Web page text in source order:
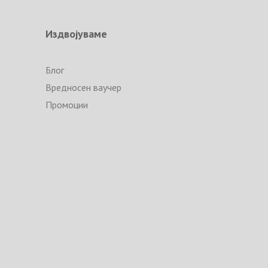
Издвојуваме
Блог
Вредносен ваучер
Промоции